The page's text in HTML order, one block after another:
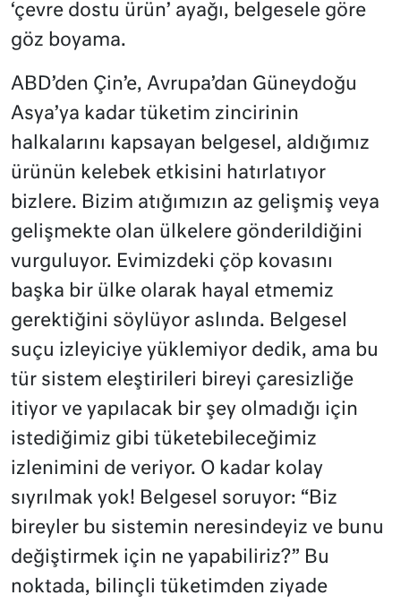
‘çevre dostu ürün’ ayağı, belgesele göre
göz boyama.
ABD’den Çin’e, Avrupa’dan Güneydoğu
Asya’ya kadar tüketim zincirinin
halkalarını kapsayan belgesel, aldığımız
ürünün kelebek etkisini hatırlatıyor
bizlere. Bizim atığımızın az gelişmiş veya
gelişmekte olan ülkelere gönderildiğini
vurguluyor. Evimizdeki çöp kovasını
başka bir ülke olarak hayal etmemiz
gerektiğini söylüyor aslında. Belgesel
suçu izleyiciye yüklemiyor dedik, ama bu
tür sistem eleştirileri bireyi çaresizliğe
itiyor ve yapılacak bir şey olmadığı için
istediğimiz gibi tüketebileceğimiz
izlenimini de veriyor. O kadar kolay
sıyrılmak yok! Belgesel soruyor: “Biz
bireyler bu sistemin neresindeyiz ve bunu
değiştirmek için ne yapabiliriz?” Bu
noktada, bilinçli tüketimden ziyade